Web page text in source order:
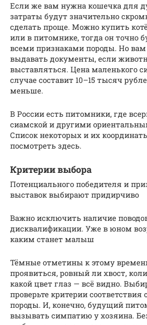
Если же вам нужна кошечка для
затраты будут значительно
сделать проще. Можно купить
или в питомнике, тогда он точно
всеми признаками породы. Но вам
выдавать документы, если
выставляться. Цена маленького
случае составит 10–15 тысяч
меньше.
В России есть питомники, где
сиамской и другими
Список некоторых и их
посмотреть здесь.
Критерии выбора
Потенциального победителя и
выставок выбирают придирчиво
Важно исключить наличие
дисквалификации. Уже в юном
каким станет малыш
Тёмные отметины к этому
проявиться, ровный ли хвост,
какой цвет глаз — всё видно.
проверьте критерии соответствия
породы. И, конечно, будущий
вызывать симпатию у хозяина.